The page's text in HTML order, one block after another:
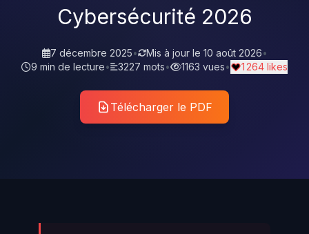
Cybersécurité 2026
7 décembre 2025• Mis à jour le 10 août 2026•
9 min de lecture• 3227 mots• 1163 vues• 1 264 likes
Télécharger le PDF